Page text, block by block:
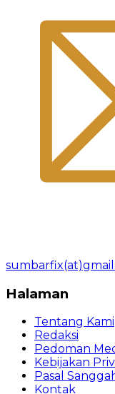
Halaman
Tentang Kami
Redaksi
Pedoman
Kebijakan
Pasal
Kontak